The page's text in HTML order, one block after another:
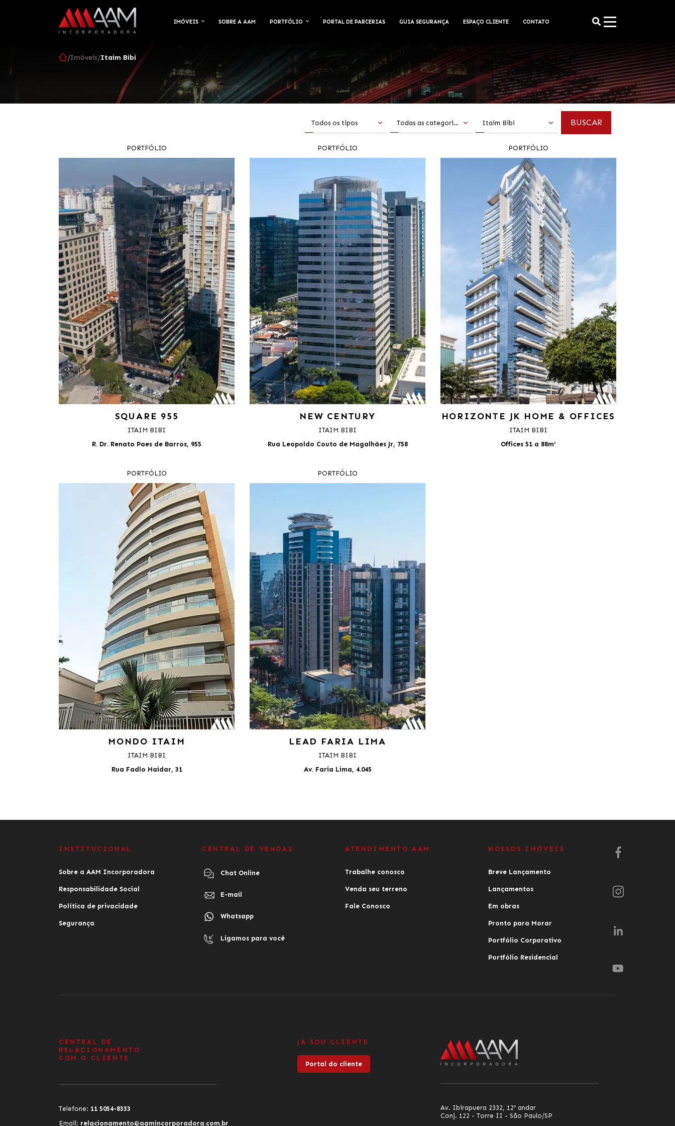
IMÓVEIS SOBRE A AAM PORTFÓLIO PORTAL DE PARCERIAS GUIA SEGURANÇA ESPAÇO CLIENTE CONTATO
/Imóveis/Itaim Bibi
Todos os tipos Todas as categorias Itaim Bibi
PORTFÓLIO
SQUARE 955
ITAIM BIBI
R. Dr. Renato Paes de Barros, 955
PORTFÓLIO
NEW CENTURY
ITAIM BIBI
Rua Leopoldo Couto de Magalhães Jr, 758
PORTFÓLIO
HORIZONTE JK HOME & OFFICES
ITAIM BIBI
Offices 51 a 88m²
PORTFÓLIO
MONDO ITAIM
ITAIM BIBI
Rua Fadlo Haidar, 31
PORTFÓLIO
LEAD FARIA LIMA
ITAIM BIBI
Av. Faria Lima, 4.045
INSTITUCIONAL
Sobre a AAM Incorporadora
Responsabilidade Social
Política de privacidade
Segurança
CENTRAL DE VENDAS
Chat Online
E-mail
Whatsapp
Ligamos para você
ATENDIMENTO AAM
Trabalhe conosco
Venda seu terreno
Fale Conosco
NOSSOS IMÓVEIS
Breve Lançamento
Lançamentos
Em obras
Pronto para Morar
Portfólio Corporativo
Portfólio Residencial
CENTRAL DE
RELACIONAMENTO
COM O CLIENTE
Telefone: 11 5054-8333
Email: relacionamento@aamincorporadora.com.br
JÁ SOU CLIENTE
Portal do cliente
Av. Ibirapuera 2332, 12º andar
Conj. 122 - Torre II - São Paulo/SP